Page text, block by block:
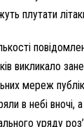
плутати
викликало
мереж
в небі вночі,
уряду